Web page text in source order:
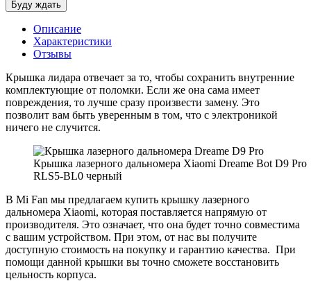
Описание
Характеристики
Отзывы
Крышка лидара отвечает за то, чтобы сохранить внутренние
комплектующие от поломки. Если же она сама имеет
повреждения, то лучше сразу произвести замену. Это
позволит вам быть уверенным в том, что с электроникой
ничего не случится.
Крышка лазерного дальномера Xiaomi Dreame Bot D9 Pro
RLS5-BL0 черный
В Mi Fan мы предлагаем купить крышку лазерного
дальномера Xiaomi, которая поставляется напрямую от
производителя. Это означает, что она будет точно совместима
с вашим устройством. При этом, от нас вы получите
доступную стоимость на покупку и гарантию качества. При
помощи данной крышки вы точно сможете восстановить
цельность корпуса.